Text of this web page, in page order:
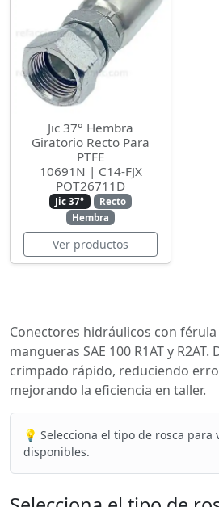
Jic 37° Hembra
Giratorio Recto Para
PTFE
10691N | C14-FJX
POT26711D
Jic 37°
Recto
Hembra
Ver productos
Conectores hidráulicos con
mangueras SAE 100 R1AT y
crimpado rápido, reduciendo
mejorando la eficiencia en taller.
💡 Selecciona el tipo de rosca para
disponibles.